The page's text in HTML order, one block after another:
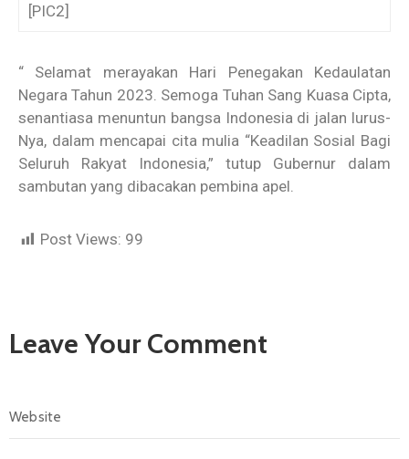
[PIC2]
“ Selamat merayakan Hari Penegakan Kedaulatan
Negara Tahun 2023. Semoga Tuhan Sang Kuasa Cipta,
senantiasa menuntun bangsa Indonesia di jalan lurus-
Nya, dalam mencapai cita mulia “Keadilan Sosial Bagi
Seluruh Rakyat Indonesia,” tutup Gubernur dalam
sambutan yang dibacakan pembina apel.
Post Views: 99
Leave Your Comment